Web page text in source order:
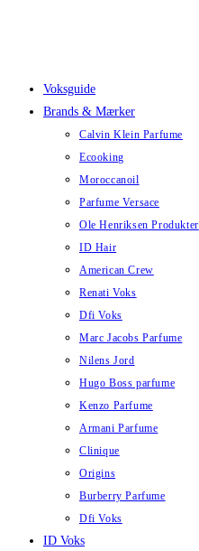
Voksguide
Brands & Mærker
Calvin Klein Parfume
Ecooking
Moroccanoil
Parfume Versace
Ole Henriksen Produkter
ID Hair
American Crew
Renati Voks
Dfi Voks
Marc Jacobs Parfume
Nilens Jord
Hugo Boss parfume
Kenzo Parfume
Armani Parfume
Clinique
Origins
Burberry Parfume
Dfi Voks
ID Voks